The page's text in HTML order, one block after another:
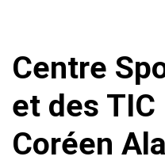
Centre
et des
Coréen